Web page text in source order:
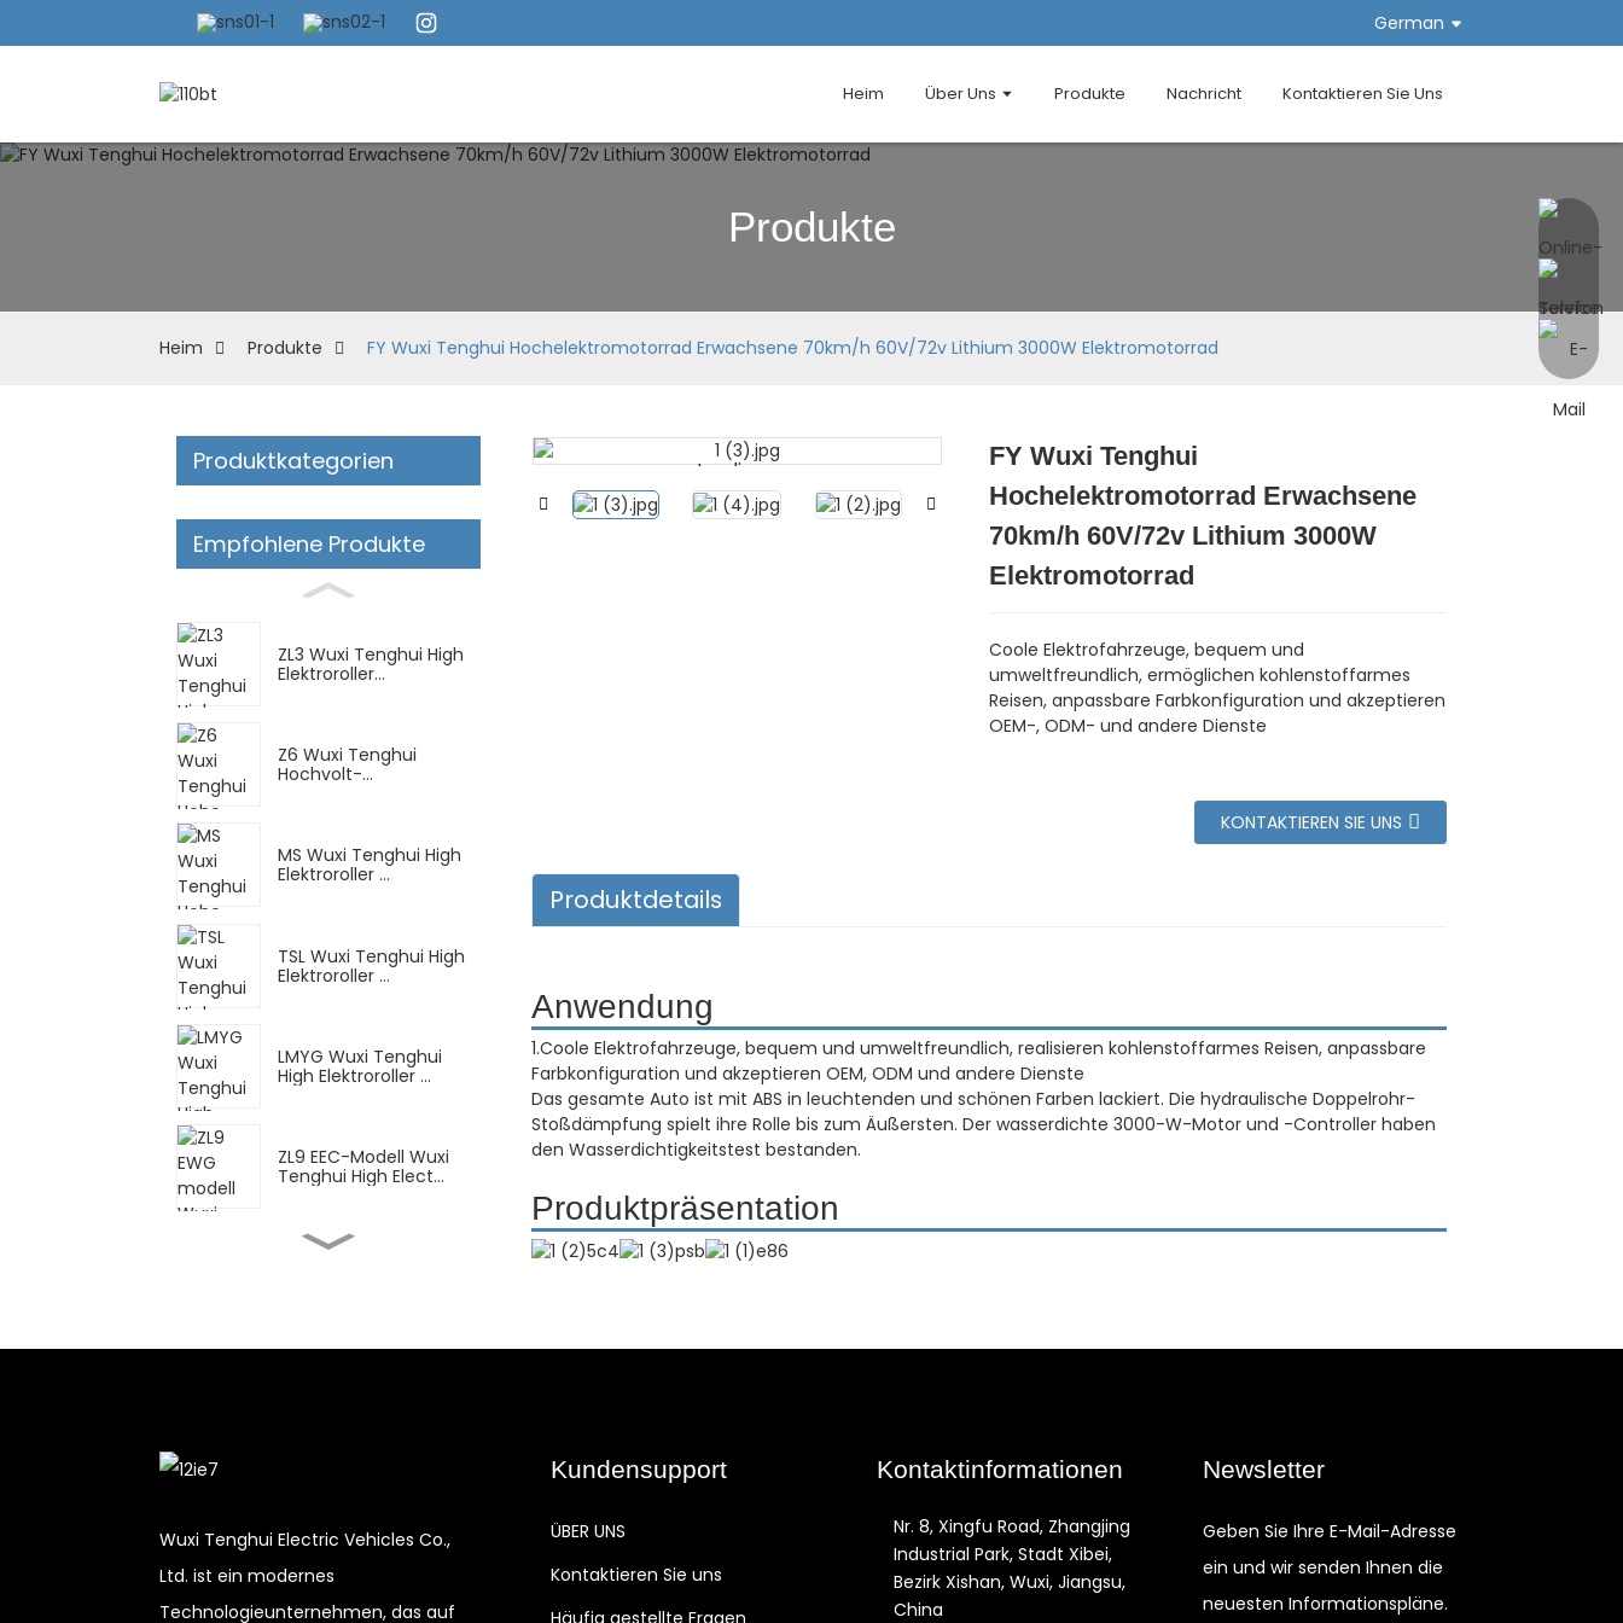
German
Heim Über Uns Produkte Nachricht Kontaktieren Sie Uns
Produkte
Heim Produkte FY Wuxi Tenghui Hochelektromotorrad Erwachsene 70km/h 60V/72v Lithium 3000W Elektromotorrad
Produktkategorien
Empfohlene Produkte
ZL3 Wuxi Tenghui High
Elektroroller...
Z6 Wuxi Tenghui
Hochvolt-
MS Wuxi Tenghui High
Elektroroller ...
TSL Wuxi Tenghui High
Elektroroller ...
LMYG Wuxi Tenghui
High Elektroroller ...
ZL9 EEC-Modell Wuxi
Tenghui High Elect...
FY Wuxi Tenghui
Hochelektromotorrad...
Loading...
Loading... Loading...
Loading... Loading...
Loading...
FY Wuxi Tenghui
Hochelektromotorrad Erwachsene
70km/h 60V/72v Lithium 3000W
Elektromotorrad
Coole Elektrofahrzeuge, bequem und
umweltfreundlich, ermöglichen kohlenstoffarmes
Reisen, anpassbare Farbkonfiguration und akzeptieren
OEM-, ODM- und andere Dienste
KONTAKTIEREN SIE UNS
Produktdetails
Anwendung
1.Coole Elektrofahrzeuge, bequem und umweltfreundlich, realisieren kohlenstoffarmes Reisen, anpassbare
Farbkonfiguration und akzeptieren OEM, ODM und andere Dienste
Das gesamte Auto ist mit ABS in leuchtenden und schönen Farben lackiert. Die hydraulische Doppelrohr-
Stoßdämpfung spielt ihre Rolle bis zum Äußersten. Der wasserdichte 3000-W-Motor und -Controller haben
den Wasserdichtigkeitstest bestanden.
Produktpräsentation
Wuxi Tenghui Electric Vehicles Co.,
Ltd. ist ein modernes
Technologieunternehmen, das auf
Kundensupport
ÜBER UNS
Kontaktieren Sie uns
Häufig gestellte Fragen
Kontaktinformationen
Nr. 8, Xingfu Road, Zhangjing
Industrial Park, Stadt Xibei,
Bezirk Xishan, Wuxi, Jiangsu,
China
Newsletter
Geben Sie Ihre E-Mail-Adresse
ein und wir senden Ihnen die
neuesten Informationspläne.